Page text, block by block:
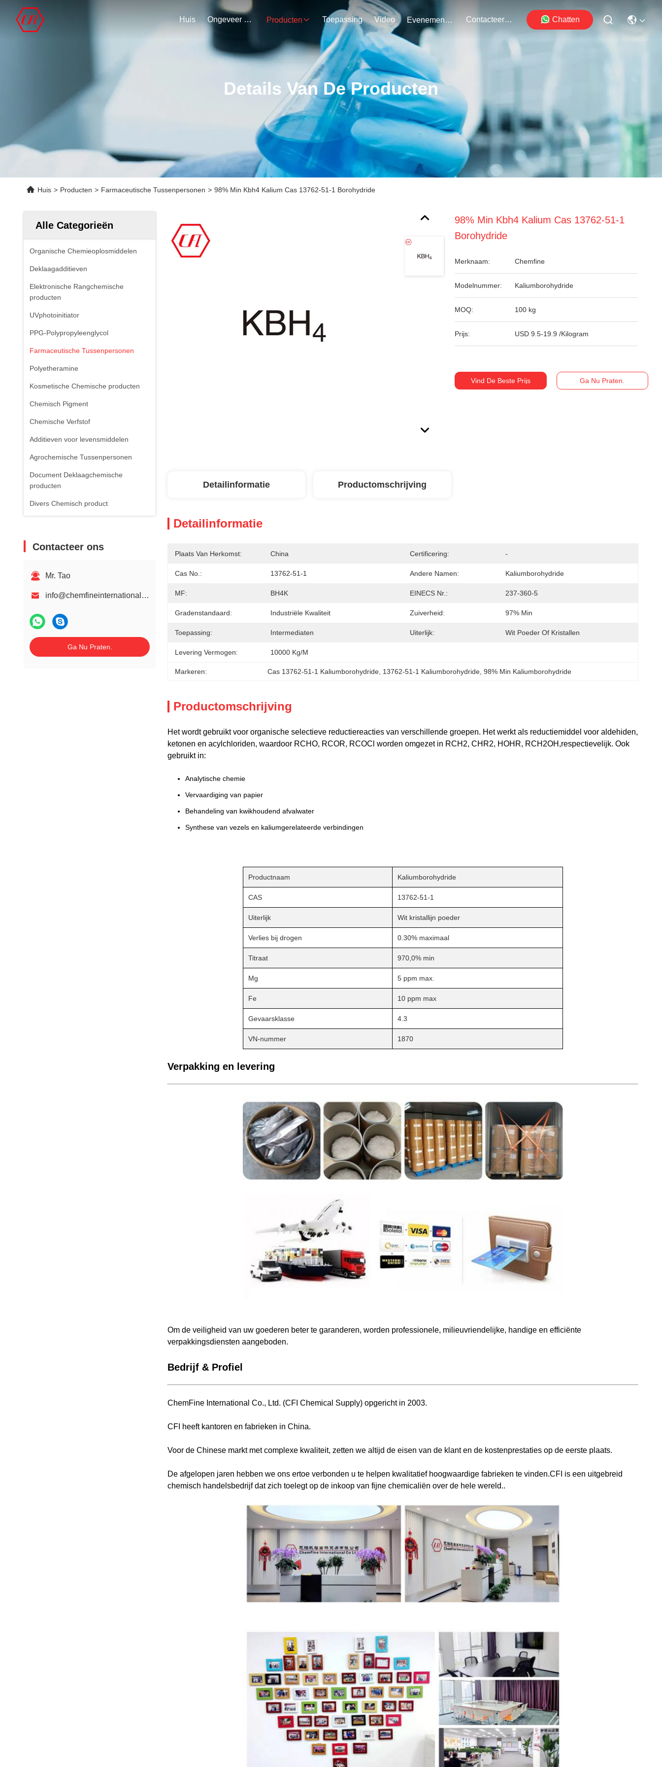
Huis Ongeveer Ons Producten Toepassing Video Evenementen Contacteer Ons Chatten
Details Van De Producten
Huis > Producten > Farmaceutische Tussenpersonen > 98% Min Kbh4 Kalium Cas 13762-51-1 Borohydride
Alle Categorieën
Organische Chemieoplosmiddelen
Deklaagadditieven
Elektronische Rangchemische
producten
UVphotoinitiator
PPG-Polypropyleenglycol
Farmaceutische Tussenpersonen
Polyetheramine
Kosmetische Chemische producten
Chemisch Pigment
Chemische Verfstof
Additieven voor levensmiddelen
Agrochemische Tussenpersonen
Document Deklaagchemische
producten
Divers Chemisch product
Contacteer ons
Mr. Tao
info@chemfineinternational.com
Ga Nu Praten.
98% Min Kbh4 Kalium Cas 13762-51-1
Borohydride
Merknaam: Chemfine
Modelnummer: Kaliumborohydride
MOQ: 100 kg
Prijs: USD 9.5-19.9 /Kilogram
Vind De Beste Prijs Ga Nu Praten.
Detailinformatie Productomschrijving
Detailinformatie
Plaats Van Herkomst: China Certificering: -
Cas No.: 13762-51-1 Andere Namen: Kaliumborohydride
MF: BH4K EINECS Nr.: 237-360-5
Gradenstandaard: Industriële Kwaliteit Zuiverheid: 97% Min
Toepassing: Intermediaten Uiterlijk: Wit Poeder Of Kristallen
Levering Vermogen: 10000 Kg/m
Markeren: Cas 13762-51-1 Kaliumborohydride 13762-51-1 Kaliumborohydride , 98% Min Kaliumborohydride
Productomschrijving
Het wordt gebruikt voor organische selectieve reductiereacties van verschillende groepen. Het werkt als reductiemiddel voor aldehiden,
ketonen en acylchloriden, waardoor RCHO, RCOR, RCOCl worden omgezet in RCH2, CHR2, HOHR, RCH2OH,respectievelijk. Ook
gebruikt in:
Analytische chemie
Vervaardiging van papier
Behandeling van kwikhoudend afvalwater
Synthese van vezels en kaliumgerelateerde verbindingen
Productnaam Kaliumborohydride
CAS 13762-51-1
Uiterlijk Wit kristallijn poeder
Verlies bij drogen 0.30% maximaal
Titraat 970,0% min
Mg 5 ppm max.
Fe 10 ppm max
Gevaarsklasse 4.3
VN-nummer 1870
Verpakking en levering
Om de veiligheid van uw goederen beter te garanderen, worden professionele, milieuvriendelijke, handige en efficiënte
verpakkingsdiensten aangeboden.
Bedrijf & Profiel
ChemFine International Co., Ltd. (CFI Chemical Supply) opgericht in 2003.
CFI heeft kantoren en fabrieken in China.
Voor de Chinese markt met complexe kwaliteit, zetten we altijd de eisen van de klant en de kostenprestaties op de eerste plaats.
De afgelopen jaren hebben we ons ertoe verbonden u te helpen kwalitatief hoogwaardige fabrieken te vinden.CFI is een uitgebreid
chemisch handelsbedrijf dat zich toelegt op de inkoop van fijne chemicaliën over de hele wereld..